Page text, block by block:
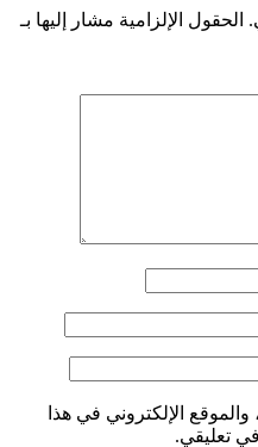
الحقول الإلزامية مشار إليها بـ
الإلكتروني في هذا
في تعليقي.